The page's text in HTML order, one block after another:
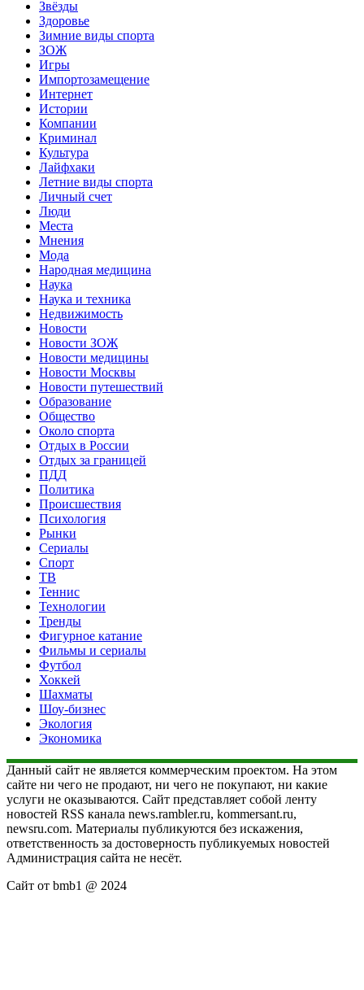
Звёзды
Здоровье
Зимние виды спорта
ЗОЖ
Игры
Импортозамещение
Интернет
Истории
Компании
Криминал
Культура
Лайфхаки
Летние виды спорта
Личный счет
Люди
Места
Мнения
Мода
Народная медицина
Наука
Наука и техника
Недвижимость
Новости
Новости ЗОЖ
Новости медицины
Новости Москвы
Новости путешествий
Образование
Общество
Около спорта
Отдых в России
Отдых за границей
ПДД
Политика
Происшествия
Психология
Рынки
Сериалы
Спорт
ТВ
Теннис
Технологии
Тренды
Фигурное катание
Фильмы и сериалы
Футбол
Хоккей
Шахматы
Шоу-бизнес
Экология
Экономика
Данный сайт не является коммерческим проектом. На этом
сайте ни чего не продают, ни чего не покупают, ни какие
услуги не оказываются. Сайт представляет собой ленту
новостей RSS канала news.rambler.ru, kommersant.ru,
newsru.com. Материалы публикуются без искажения,
ответственность за достоверность публикуемых новостей
Администрация сайта не несёт.
Сайт от bmb1 @ 2024